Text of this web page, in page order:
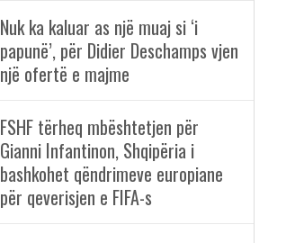
Nuk ka kaluar as një muaj si ‘i
papunë’, për Didier Deschamps vjen
një ofertë e majme
FSHF tërheq mbështetjen për
Gianni Infantinon, Shqipëria i
bashkohet qëndrimeve europiane
për qeverisjen e FIFA-s